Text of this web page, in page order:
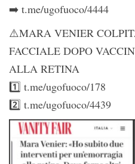
➡️ t.me/ugofuoco/4444
⚠️MARA VENIER
FACCIALE DOPO
ALLA RETINA
1️⃣ t.me/ugofuoco/178
2️⃣ t.me/ugofuoco/4439